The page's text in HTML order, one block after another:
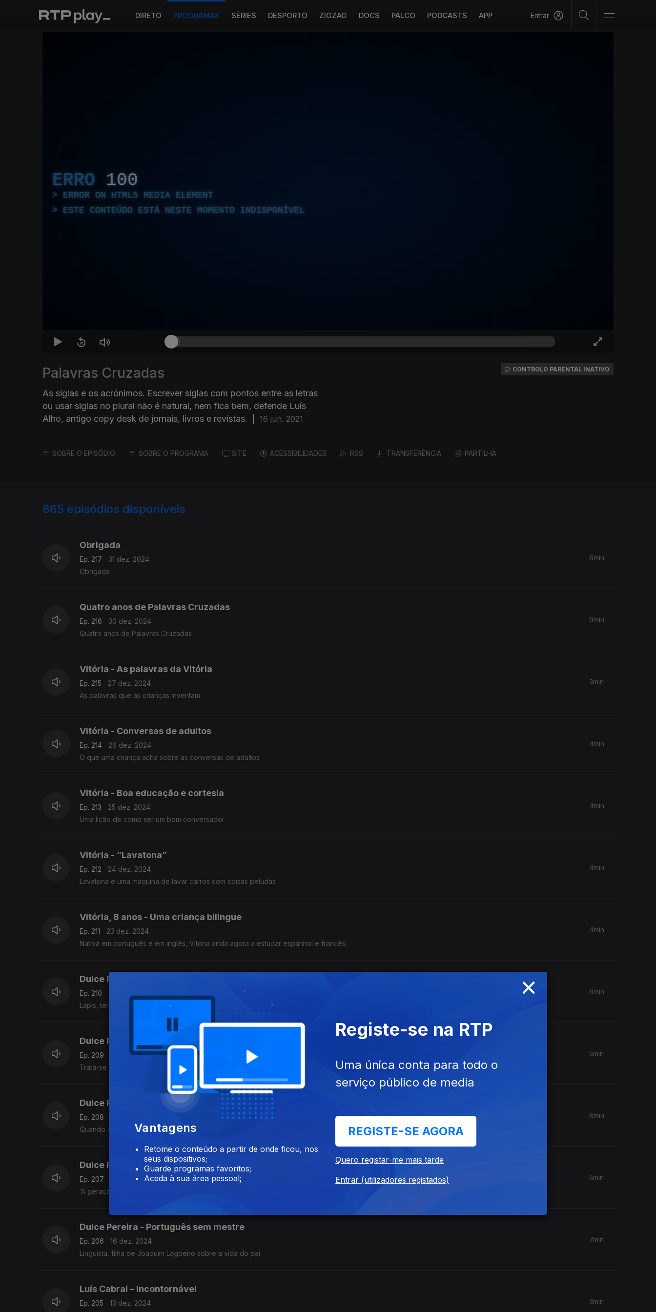
DIRETO PROGRAMAS SÉRIES DESPORTO ZIGZAG DOCS PALCO PODCASTS APP Entrar
ERRO 100
ERROR ON HTML5 MEDIA ELEMENT
ESTE CONTEÚDO ESTÁ NESTE MOMENTO INDISPONÍVEL
Palavras Cruzadas
As siglas e os acrónimos. Escrever siglas com pontos entre as letras
ou usar siglas no plural não é natural, nem fica bem, defende Luís
Alho, antigo copy desk de jornais, livros e revistas.
16 jun. 2021
CONTROLO PARENTAL INATIVO
SOBRE O EPISÓDIO SOBRE O PROGRAMA SITE ACESSIBILIDADES RSS TRANSFERÊNCIA PARTILHA
865 episódios disponíveis
Obrigada
Ep. 217
31 dez. 2024
Obrigada
6min
Quatro anos de Palavras Cruzadas
Ep. 216
30 dez. 2024
Quatro anos de Palavras Cruzadas
9min
Vitória - As palavras da Vitória
Ep. 215
27 dez. 2024
As palavras que as crianças inventam
3min
Vitória - Conversas de adultos
Ep. 214
26 dez. 2024
O que uma criança acha sobre as conversas de adultos
4min
Vitória - Boa educação e cortesia
Ep. 213
25 dez. 2024
Uma lição de como ser um bom conversador
4min
Vitória - “Lavatona”
Ep. 212
24 dez. 2024
Lavatona é uma máquina de lavar carros com coisas peludas
4min
Vitória, 8 anos - Uma criança bilingue
Ep. 211
23 dez. 2024
Nativa em português e em inglês, Vitória anda agora a estudar espanhol e francês.
4min
Dulce Pereira – Palavras muito singulares
Ep. 210
Lápis, ténis, pêsames, férias, víveres
6min
Dulce Pereira - Tratam-se e trata-se
Ep. 209
19 dez. 2024
Trata-se de dúvidas que vamos esclarecer já!
5min
Dulce Pereira - Batatas e bués
Ep. 208
Quando o filho abusa do ‘bué’, a mãe responde ‘batata’
8min
Dulce Pereira - Melhor ou mais bem
Ep. 207
17 dez. 2024
‘A geração melhor preparada de sempre’
5min
Dulce Pereira - Português sem mestre
Ep. 206
16 dez. 2024
Linguista, filha de Joaquim Lagoeiro sobre a vida do pai
7min
Luís Cabral – Incontornável
Ep. 205
13 dez. 2024
3min
×
Vantagens
Retome o conteúdo a partir de onde ficou, nos
seus dispositivos;
Guarde programas favoritos;
Aceda à sua área pessoal;
Registe-se na RTP
Uma única conta para todo o
serviço público de media
REGISTE-SE AGORA
Quero registar-me mais tarde
Entrar (utilizadores registados)